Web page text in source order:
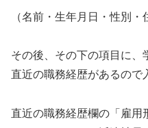
（名前・生年月日・性別・
その後、その下の項目に、
直近の職務経歴があるので
直近の職務経歴欄の「雇用